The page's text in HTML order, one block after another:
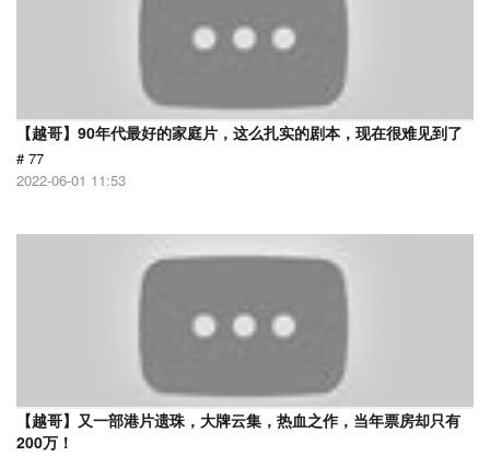
【越哥】90年代最好的家庭片，这么扎实的剧本，现在很难见到了
# 77
2022-06-01 11:53
【越哥】又一部港片遗珠，大牌云集，热血之作，当年票房却只有
200万！